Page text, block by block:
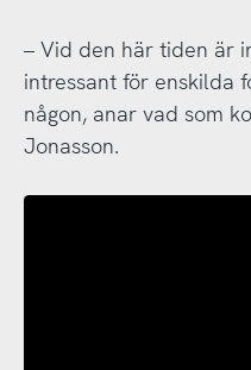
– Vid den här tiden är
intressant för enskilda
någon, anar vad som
Jonasson.